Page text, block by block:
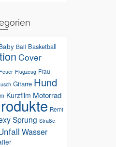
Ball Basketball
Cover
Feuer Flugzeug Frau
Gitarre Hund
Kurzfilm Motorrad
Remi
Sprung Straße
Wasser